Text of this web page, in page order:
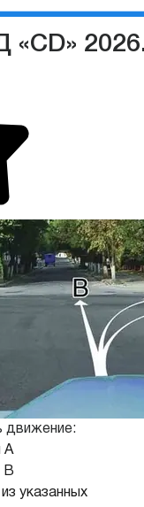
«CD»
движение:
А
В
указанных